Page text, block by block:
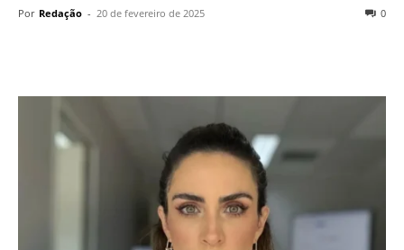
Por Redação - 20 de fevereiro de 2025 0